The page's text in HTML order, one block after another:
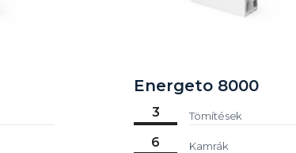
Energeto 8000
3 Tömítések
6 Kamrák